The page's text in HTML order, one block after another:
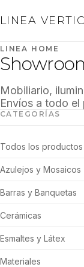
LINEA
LINEA HOME
Mobiliario,
Envíos a todo el
CATEGORÍAS
Todos los productos
Azulejos y Mosaicos
Barras y Banquetas
Cerámicas
Esmaltes y Látex
Materiales